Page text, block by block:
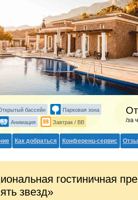
бассейн Парковая зона
Анимация Завтрак / BB /за
Как добраться Конференц-сервис
гостиничная
звезд»